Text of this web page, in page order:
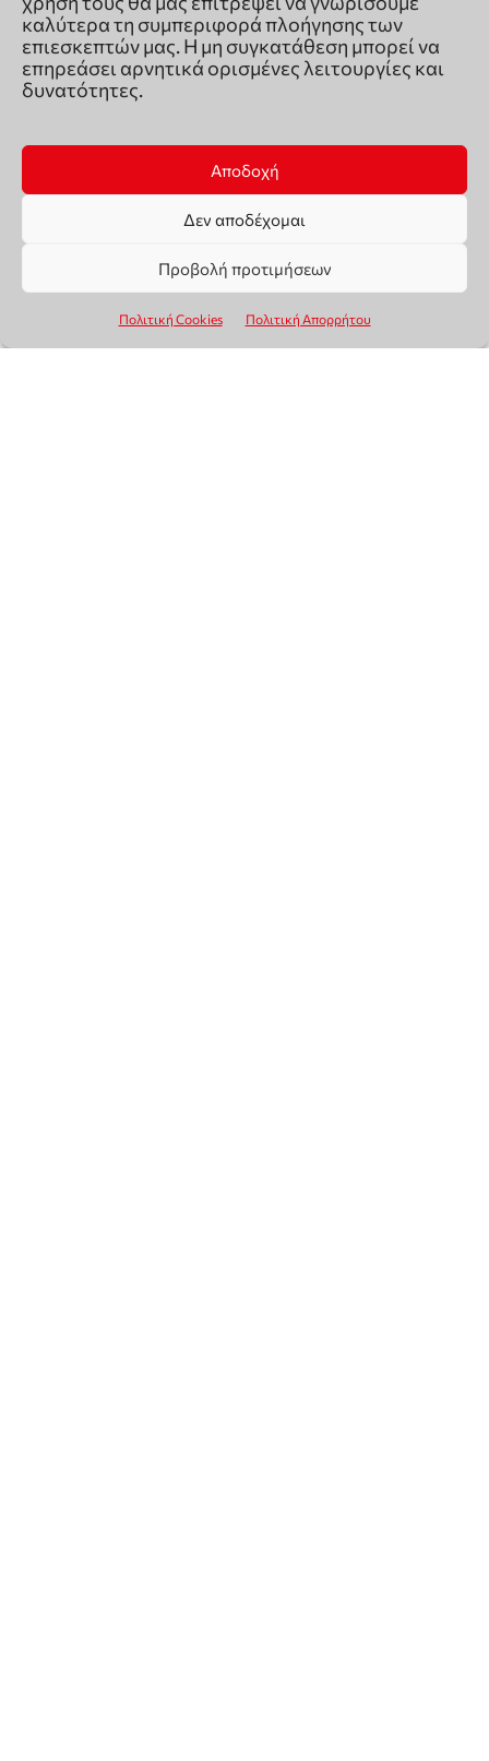
καλύτερα τη συμπεριφορά πλοήγησης των
επιεσκεπτών μας. Η μη συγκατάθεση μπορεί να
επηρεάσει αρνητικά ορισμένες λειτουργίες και
δυνατότητες.
Αποδοχή
Δεν αποδέχομαι
Προβολή προτιμήσεων
Πολιτική Cookies Πολιτική Απορρήτου